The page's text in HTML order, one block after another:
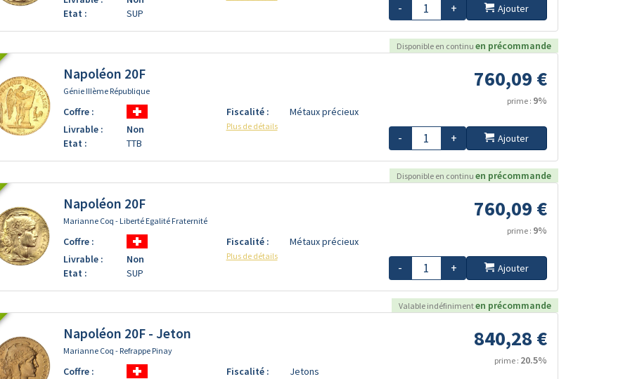
Etat :
SUP - + Ajouter
Disponible en continu en précommande
Napoléon 20F
Génie IIIème République
Coffre :
Livrable :
Non
Etat :
TTB
Fiscalité : Métaux précieux
Plus de détails
760,09 €
prime : 9%
- + Ajouter
Disponible en continu en précommande
Napoléon 20F
Marianne Coq - Liberté Egalité Fraternité
Coffre :
Livrable :
Non
Etat :
SUP
Fiscalité : Métaux précieux
Plus de détails
760,09 €
prime : 9%
- + Ajouter
Valable indéfinimenten précommande
Napoléon 20F - Jeton
Marianne Coq - Refrappe Pinay
Coffre :
Fiscalité : Jetons
840,28 €
prime : 20.5%